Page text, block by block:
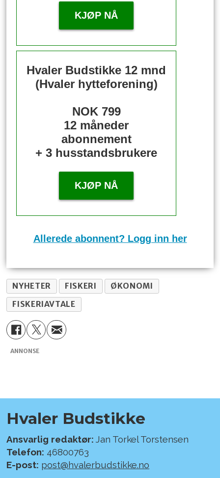
KJØP NÅ
Hvaler Budstikke 12 mnd
(Hvaler hytteforening)
NOK 799
12 måneder
abonnement
+ 3 husstandsbrukere
KJØP NÅ
Allerede abonnent? Logg inn her
NYHETER FISKERI
ØKONOMI
FISKERIAVTALE
ANNONSE
Hvaler Budstikke
Ansvarlig redaktør: Jan Torkel Torstensen
Telefon: 46800763
E-post: post@hvalerbudstikke.no